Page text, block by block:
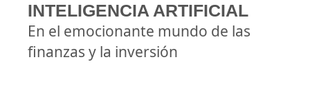
INTELIGENCIA ARTIFICIAL
En el emocionante mundo de las
finanzas y la inversión